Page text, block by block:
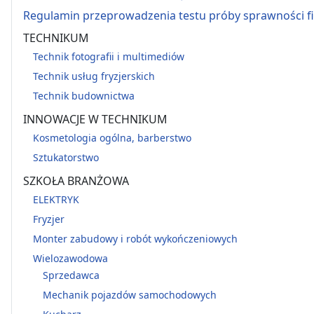
Regulamin przeprowadzenia testu próby sprawności
TECHNIKUM
Technik fotografii i multimediów
Technik usług fryzjerskich
Technik budownictwa
INNOWACJE W TECHNIKUM
Kosmetologia ogólna, barberstwo
Sztukatorstwo
SZKOŁA BRANŻOWA
ELEKTRYK
Fryzjer
Monter zabudowy i robót wykończeniowych
Wielozawodowa
Sprzedawca
Mechanik pojazdów samochodowych